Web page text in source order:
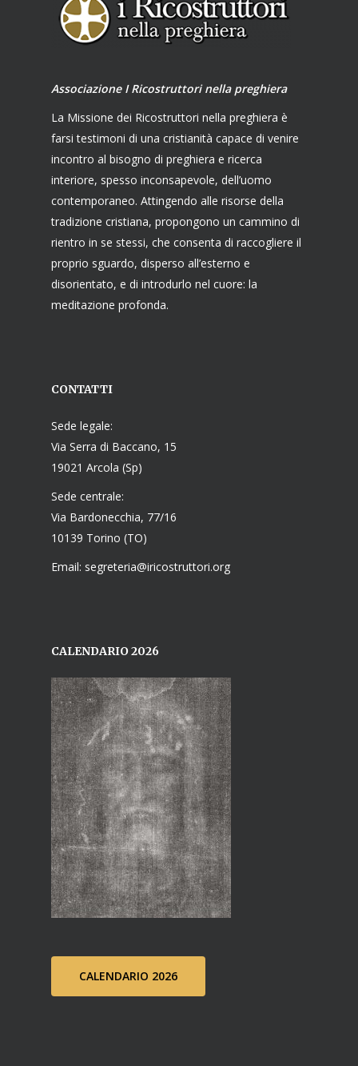
Associazione I Ricostruttori nella preghiera
La Missione dei Ricostruttori nella preghiera è
farsi testimoni di una cristianità capace di venire
incontro al bisogno di preghiera e ricerca
interiore, spesso inconsapevole, dell’uomo
contemporaneo. Attingendo alle risorse della
tradizione cristiana, propongono un cammino di
rientro in se stessi, che consenta di raccogliere il
proprio sguardo, disperso all’esterno e
disorientato, e di introdurlo nel cuore: la
meditazione profonda.
CONTATTI
Sede legale:
Via Serra di Baccano, 15
19021 Arcola (Sp)
Sede centrale:
Via Bardonecchia, 77/16
10139 Torino (TO)
Email: segreteria@iricostruttori.org
CALENDARIO 2026
CALENDARIO 2026